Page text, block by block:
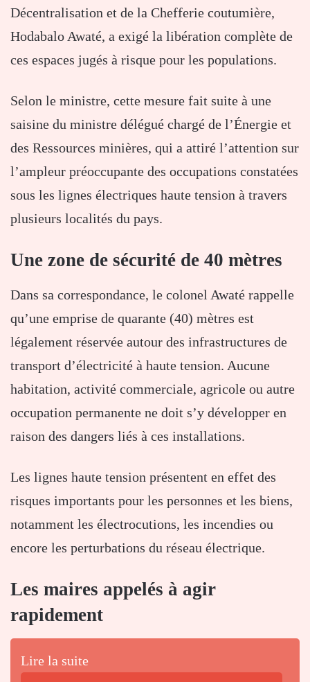
Décentralisation et de la Chefferie coutumière,
Hodabalo Awaté, a exigé la libération complète de
ces espaces jugés à risque pour les populations.
Selon le ministre, cette mesure fait suite à une
saisine du ministre délégué chargé de l’Énergie et
des Ressources minières, qui a attiré l’attention sur
l’ampleur préoccupante des occupations constatées
sous les lignes électriques haute tension à travers
plusieurs localités du pays.
Une zone de sécurité de 40 mètres
Dans sa correspondance, le colonel Awaté rappelle
qu’une emprise de quarante (40) mètres est
légalement réservée autour des infrastructures de
transport d’électricité à haute tension. Aucune
habitation, activité commerciale, agricole ou autre
occupation permanente ne doit s’y développer en
raison des dangers liés à ces installations.
Les lignes haute tension présentent en effet des
risques importants pour les personnes et les biens,
notamment les électrocutions, les incendies ou
encore les perturbations du réseau électrique.
Les maires appelés à agir
rapidement
Lire la suite